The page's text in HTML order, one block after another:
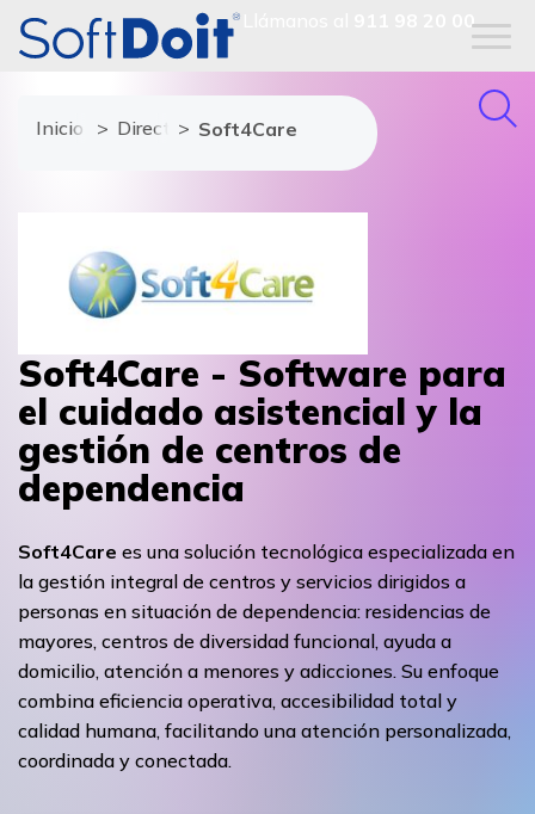
911 98 20 00
Inicio Directorio de proveedores
Soft4Care
Soft4Care - Software para
el cuidado asistencial y la
gestión de centros de
dependencia
Soft4Care es una solución tecnológica especializada en
la gestión integral de centros y servicios dirigidos a
personas en situación de dependencia: residencias de
mayores, centros de diversidad funcional, ayuda a
domicilio, atención a menores y adicciones. Su enfoque
combina eficiencia operativa, accesibilidad total y
calidad humana, facilitando una atención personalizada,
coordinada y conectada.